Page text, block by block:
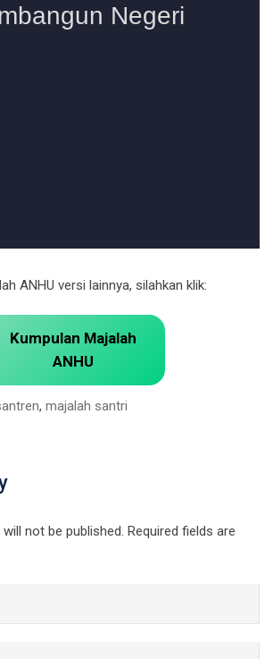
ANHU versi lainnya, silahkan klik:
Kumpulan Majalah
ANHU
, majalah santri
not be published. Required fields are